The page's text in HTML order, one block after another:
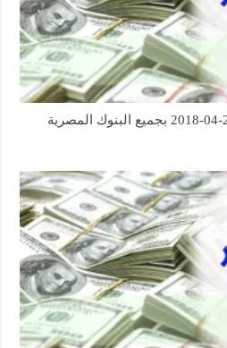
اسعار العملات اليوم الاحد 29-04-2018 بجميع البنوك المصرية